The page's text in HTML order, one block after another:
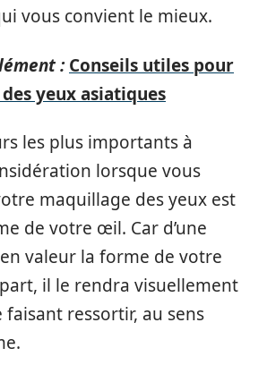
vous convient le mieux.
: Conseils utiles pour
yeux asiatiques
les plus importants à
lorsque vous
maquillage des yeux est
de votre œil. Car d’une
valeur la forme de votre
il le rendra visuellement
ressortir, au sens